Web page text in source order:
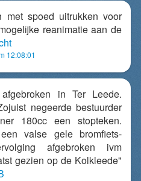
met spoed uitrukken voor
reanimatie aan de
12:08:01
in Ter Leede.
negeerde bestuurder
180cc een stopteken.
valse gele bromfiets-
afgebroken ivm
gezien op de Kolkleede"